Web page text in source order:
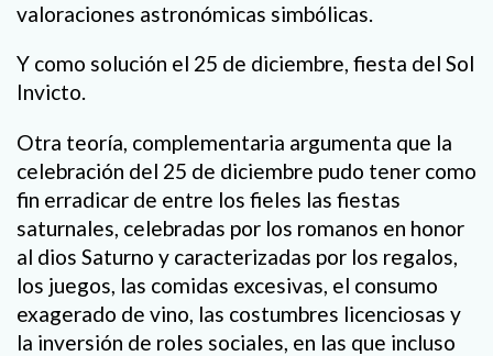
valoraciones astronómicas simbólicas.
Y como solución el 25 de diciembre, fiesta del Sol
Invicto.
Otra teoría, complementaria argumenta que la
celebración del 25 de diciembre pudo tener como
fin erradicar de entre los fieles las fiestas
saturnales, celebradas por los romanos en honor
al dios Saturno y caracterizadas por los regalos,
los juegos, las comidas excesivas, el consumo
exagerado de vino, las costumbres licenciosas y
la inversión de roles sociales, en las que incluso